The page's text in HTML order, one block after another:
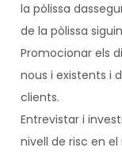
la pòlissa
de la pòlissa
Promocionar els
nous i existents i
clients.
Entrevistar i
nivell de risc en